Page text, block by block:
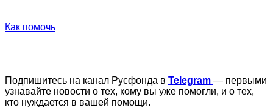
Как помочь
Подпишитесь на канал Русфонда в Telegram — первыми
узнавайте новости о тех, кому вы уже помогли, и о тех,
кто нуждается в вашей помощи.